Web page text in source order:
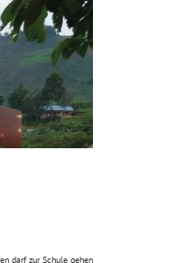
darf zur Schule gehen